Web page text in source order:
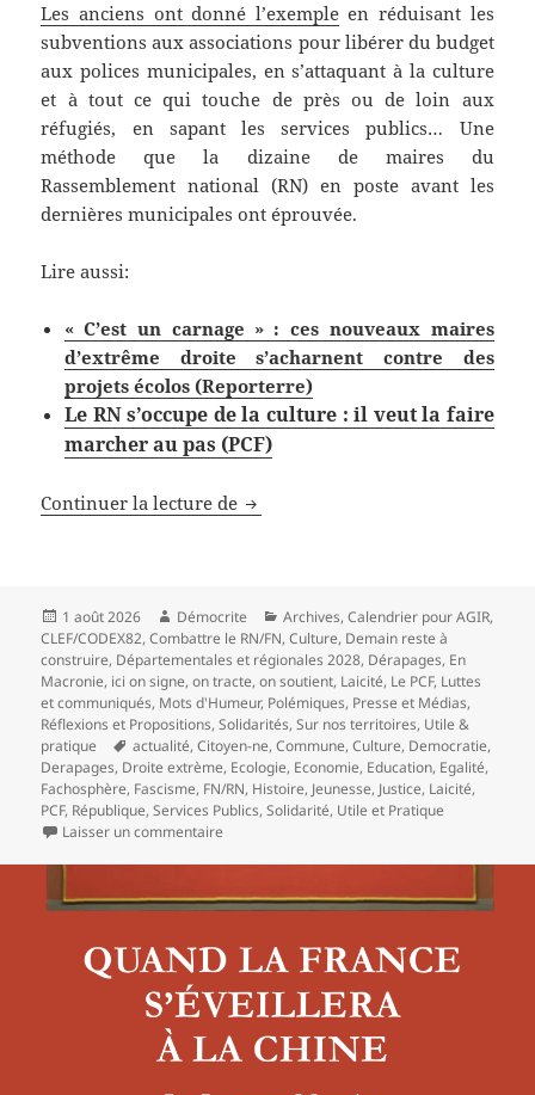
Les anciens ont donné l’exempleen réduisant les
subventions aux associations pour libérer du budget
aux polices municipales, en s’attaquant à la culture
et à tout ce qui touche de près ou de loin aux
réfugiés, en sapant les services publics… Une
méthode que la dizaine de maires du
Rassemblement national (RN) en poste avant les
dernières municipales ont éprouvée.
Lire aussi:
« C’est un carnage » : ces nouveaux maires
d’extrême droite s’acharnent contre des
projets écolos (Reporterre)
Le RN s’occupe de la culture : il veut la faire
marcher au pas (PCF)
Continuer la lecture de Municipalités RN : coupes
Publié
le
1 août 2026 Auteur
Démocrite Catégories
Archives,Calendrier pour AGIR,
CLEF/CODEX82,Combattre le RN/FN,Culture, Demain reste à
construire, Départementales et régionales 2028, Dérapages, En
Macronie, ici on signe, on tracte, on soutient, Laicité, Le PCF, Luttes
et communiqués, Mots d'Humeur, Polémiques, Presse et Médias,
Réflexions et Propositions,Solidarités,Sur nos territoires, Utile &
pratique
Mots-
clés
actualité,Citoyen-ne,Commune,Culture, Democratie,
Derapages, Droite extrème, Ecologie, Economie, Education, Egalité,
Fachosphère, Fascisme, FN/RN, Histoire, Jeunesse, Justice, Laicité,
PCF, République,Services Publics,Solidarité, Utile et Pratique
Laisser un commentaire